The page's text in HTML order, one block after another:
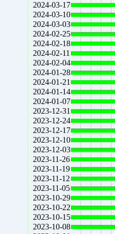
2024-03-17
2024-03-10
2024-03-03
2024-02-25
2024-02-18
2024-02-11
2024-02-04
2024-01-28
2024-01-21
2024-01-14
2024-01-07
2023-12-31
2023-12-24
2023-12-17
2023-12-10
2023-12-03
2023-11-26
2023-11-19
2023-11-12
2023-11-05
2023-10-29
2023-10-22
2023-10-15
2023-10-08